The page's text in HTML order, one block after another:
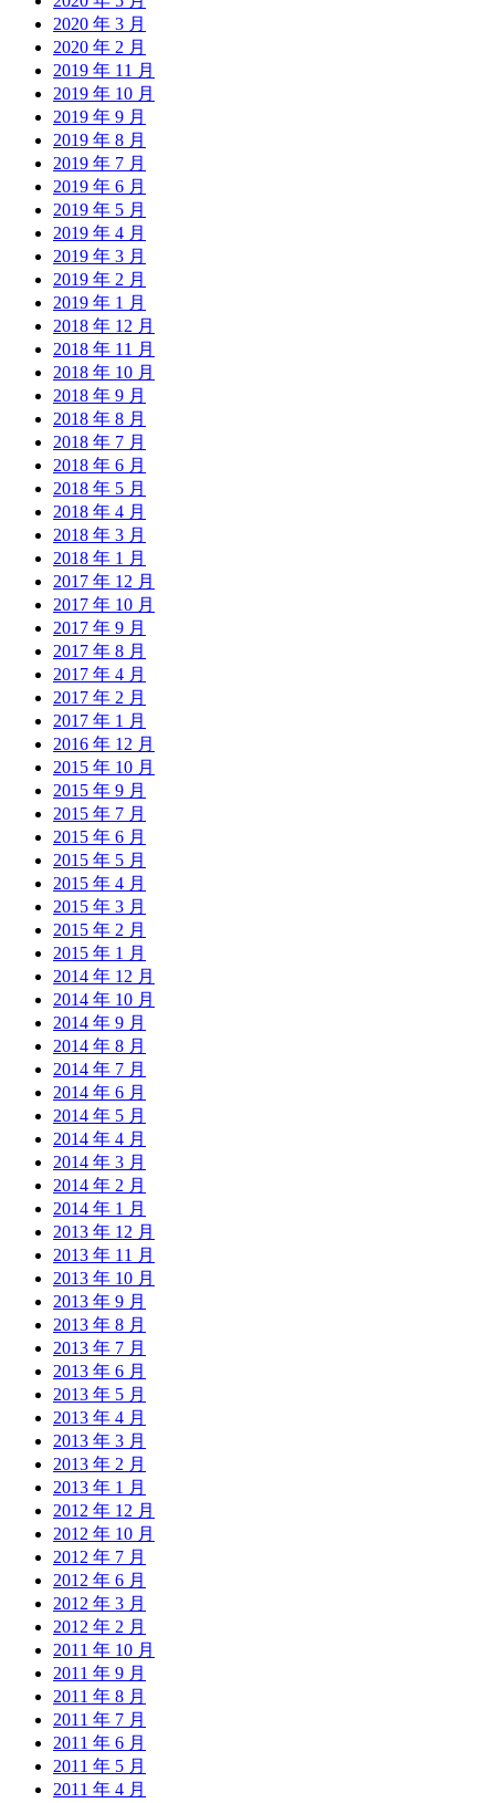
2020 年 3 月
2020 年 2 月
2019 年 11 月
2019 年 10 月
2019 年 9 月
2019 年 8 月
2019 年 7 月
2019 年 6 月
2019 年 5 月
2019 年 4 月
2019 年 3 月
2019 年 2 月
2019 年 1 月
2018 年 12 月
2018 年 11 月
2018 年 10 月
2018 年 9 月
2018 年 8 月
2018 年 7 月
2018 年 6 月
2018 年 5 月
2018 年 4 月
2018 年 3 月
2018 年 1 月
2017 年 12 月
2017 年 10 月
2017 年 9 月
2017 年 8 月
2017 年 4 月
2017 年 2 月
2017 年 1 月
2016 年 12 月
2015 年 10 月
2015 年 9 月
2015 年 7 月
2015 年 6 月
2015 年 5 月
2015 年 4 月
2015 年 3 月
2015 年 2 月
2015 年 1 月
2014 年 12 月
2014 年 10 月
2014 年 9 月
2014 年 8 月
2014 年 7 月
2014 年 6 月
2014 年 5 月
2014 年 4 月
2014 年 3 月
2014 年 2 月
2014 年 1 月
2013 年 12 月
2013 年 11 月
2013 年 10 月
2013 年 9 月
2013 年 8 月
2013 年 7 月
2013 年 6 月
2013 年 5 月
2013 年 4 月
2013 年 3 月
2013 年 2 月
2013 年 1 月
2012 年 12 月
2012 年 10 月
2012 年 7 月
2012 年 6 月
2012 年 3 月
2012 年 2 月
2011 年 10 月
2011 年 9 月
2011 年 8 月
2011 年 7 月
2011 年 6 月
2011 年 5 月
2011 年 4 月